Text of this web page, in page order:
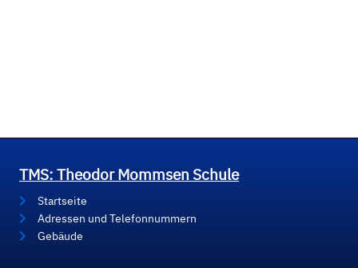
TMS: Theodor Mommsen Schule
Startseite
Adressen und Telefonnummern
Gebäude